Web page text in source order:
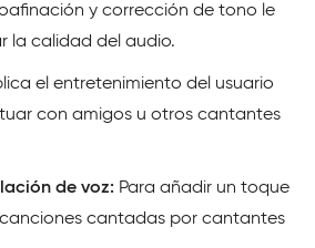
y corrección de tono le
la calidad del audio.
el entretenimiento del usuario
con amigos u otros cantantes
de voz: Para añadir un toque
cantadas por cantantes